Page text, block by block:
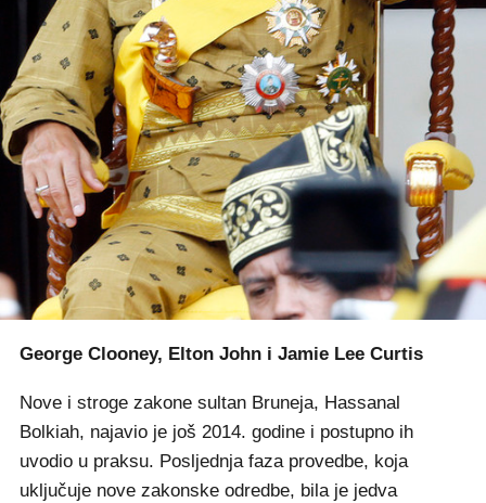
George Clooney, Elton John i Jamie Lee Curtis
Nove i stroge zakone sultan Bruneja, Hassanal
Bolkiah, najavio je još 2014. godine i postupno ih
uvodio u praksu. Posljednja faza provedbe, koja
uključuje nove zakonske odredbe, bila je jedva